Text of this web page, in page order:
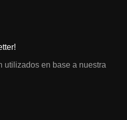
utilizados en base a nuestra